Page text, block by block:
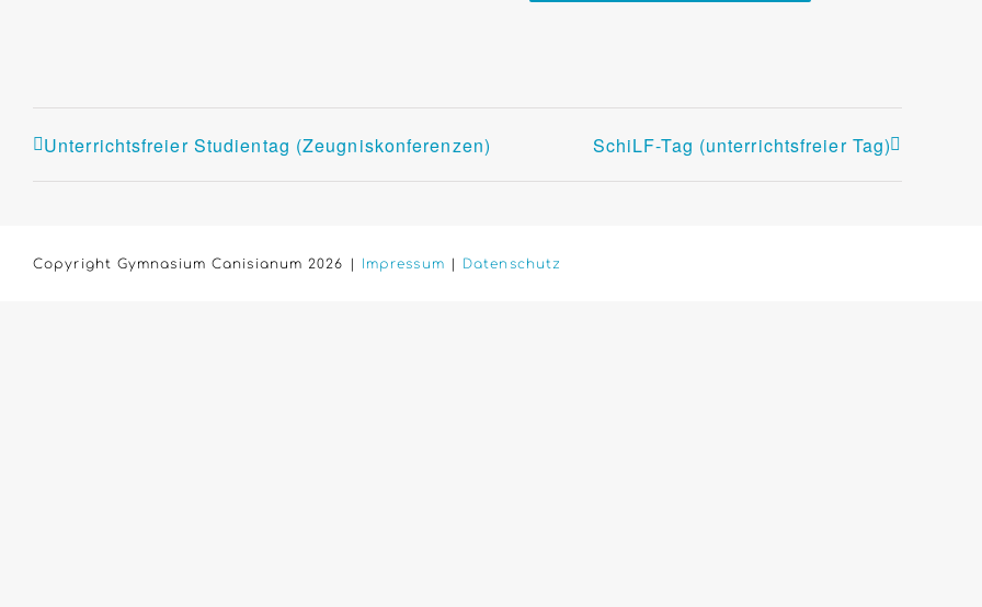
Unterrichtsfreier Studientag (Zeugniskonferenzen) SchiLF-Tag (unterrichtsfreier Tag)
Copyright Gymnasium Canisianum 2026 | Impressum | Datenschutz